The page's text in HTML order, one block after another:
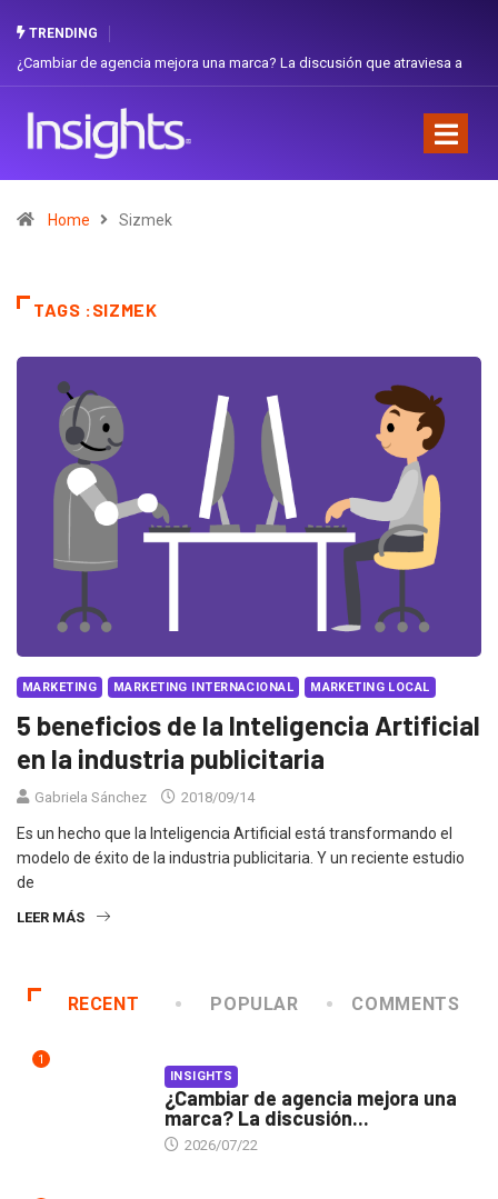
TRENDING
¿Cambiar de agencia mejora una marca? La discusión que atraviesa a
Home Sizmek
TAGS :SIZMEK
MARKETING MARKETING INTERNACIONAL MARKETING LOCAL
5 beneficios de la Inteligencia Artificial
en la industria publicitaria
Gabriela Sánchez 2018/09/14
Es un hecho que la Inteligencia Artificial está transformando el
modelo de éxito de la industria publicitaria. Y un reciente estudio
de
LEER MÁS
RECENT POPULAR COMMENTS
1
INSIGHTS
¿Cambiar de agencia mejora una
marca? La discusión...
2026/07/22